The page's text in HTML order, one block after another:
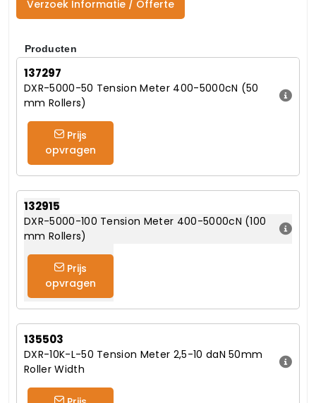
Verzoek Informatie / Offerte
Producten
137297
DXR-5000-50 Tension Meter 400-5000cN (50
mm Rollers)
Prijs
opvragen
132915
DXR-5000-100 Tension Meter 400-5000cN (100
mm Rollers)
Prijs
opvragen
135503
DXR-10K-L-50 Tension Meter 2,5-10 daN 50mm
Roller Width